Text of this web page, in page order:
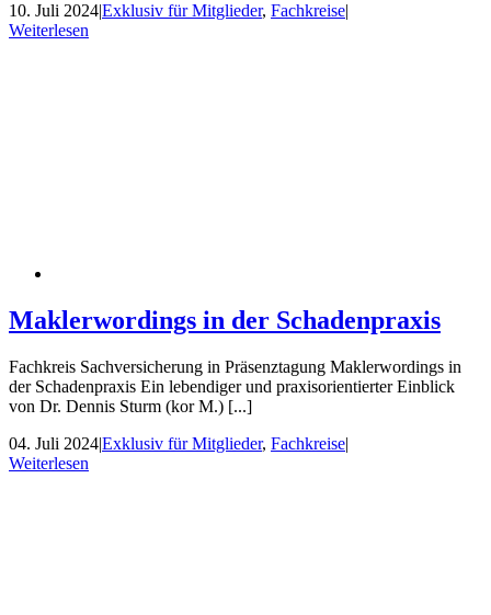
10. Juli 2024|Exklusiv für Mitglieder, Fachkreise|
Weiterlesen
Maklerwordings in der Schadenpraxis
Fachkreis Sachversicherung in Präsenztagung Maklerwordings in
der Schadenpraxis Ein lebendiger und praxisorientierter Einblick
von Dr. Dennis Sturm (kor M.) [...]
04. Juli 2024|Exklusiv für Mitglieder, Fachkreise|
Weiterlesen